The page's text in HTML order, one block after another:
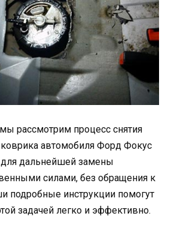
рассмотрим процесс снятия
автомобиля Форд Фокус
дальнейшей замены
силами, без обращения к
подробные инструкции помогут
задачей легко и эффективно.